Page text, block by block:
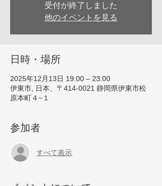
受付が終了しました
他のイベントを見る
日時・場所
2025年12月13日 19:00 – 23:00
伊東市, 日本、〒414-0021 静岡県伊東市松
原本町４−１
参加者
すべて表示